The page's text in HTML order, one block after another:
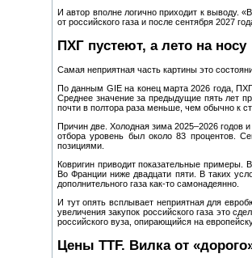
И автор вполне логично приходит к выводу.
от российского газа и после сентября 2027
ПХГ пустеют, а лето на носу
Самая неприятная часть картины это
По данным GIE на конец марта 2026 года,
Среднее значение за предыдущие пять лет
почти в полтора раза меньше, чем обычно к
Причин две. Холодная зима 2025–2026 годов
отбора уровень был около 83 процентов.
позициями.
Ковригин приводит показательные
Во Франции ниже двадцати пяти. В таких
дополнительного газа как‑то самонадеянно.
И тут опять всплывает неприятная для
увеличения закупок российского газа это
российского вуза, опирающийся на
Цены TTF. Вилка от